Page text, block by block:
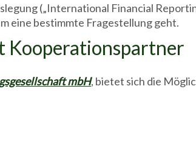
(„International Financial
eine bestimmte Fragestellung geht.
Kooperationspartner
mbH, bietet sich die